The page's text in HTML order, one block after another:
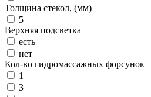
Толщина стекол, (мм)
5
Верхняя подсветка
есть
нет
Кол-во гидромассажных форсунок
1
3